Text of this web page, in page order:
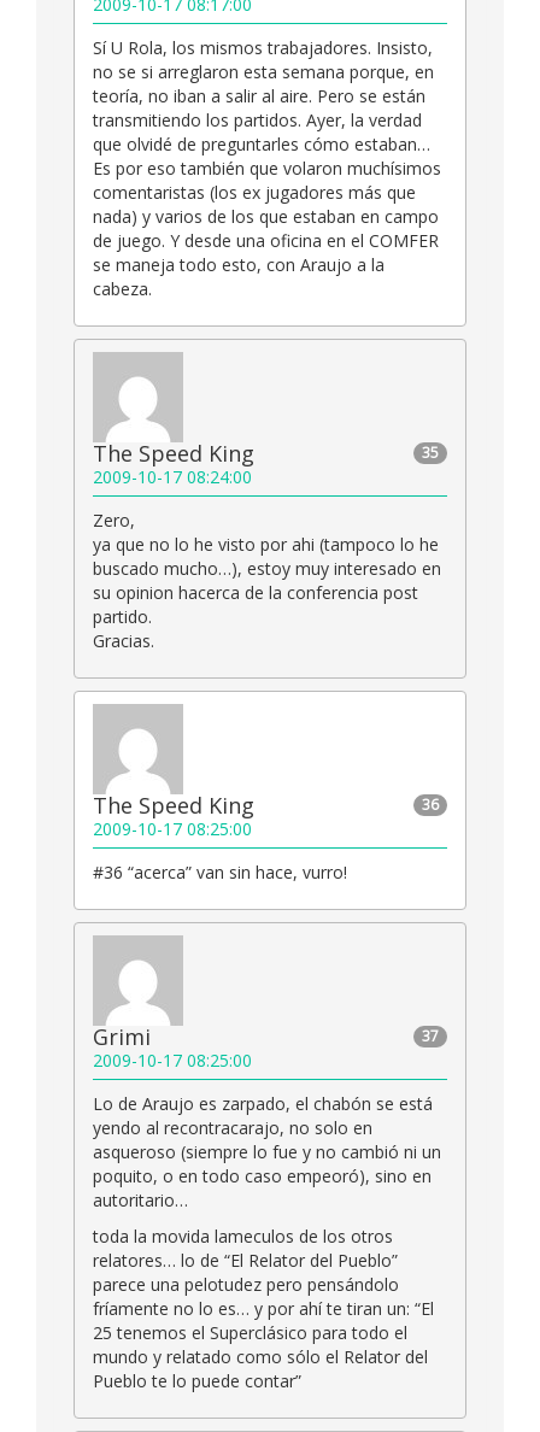
Sí U Rola, los mismos trabajadores. Insisto,
no se si arreglaron esta semana porque, en
teoría, no iban a salir al aire. Pero se están
transmitiendo los partidos. Ayer, la verdad
que olvidé de preguntarles cómo estaban…
Es por eso también que volaron muchísimos
comentaristas (los ex jugadores más que
nada) y varios de los que estaban en campo
de juego. Y desde una oficina en el COMFER
se maneja todo esto, con Araujo a la
cabeza.
35
The Speed King
2009-10-17 08:24:00
Zero,
ya que no lo he visto por ahi (tampoco lo he
buscado mucho…), estoy muy interesado en
su opinion hacerca de la conferencia post
partido.
Gracias.
36
The Speed King
2009-10-17 08:25:00
#36 “acerca” van sin hace, vurro!
37
Grimi
2009-10-17 08:25:00
Lo de Araujo es zarpado, el chabón se está
yendo al recontracarajo, no solo en
asqueroso (siempre lo fue y no cambió ni un
poquito, o en todo caso empeoró), sino en
autoritario…
toda la movida lameculos de los otros
relatores… lo de “El Relator del Pueblo”
parece una pelotudez pero pensándolo
fríamente no lo es… y por ahí te tiran un: “El
25 tenemos el Superclásico para todo el
mundo y relatado como sólo el Relator del
Pueblo te lo puede contar”